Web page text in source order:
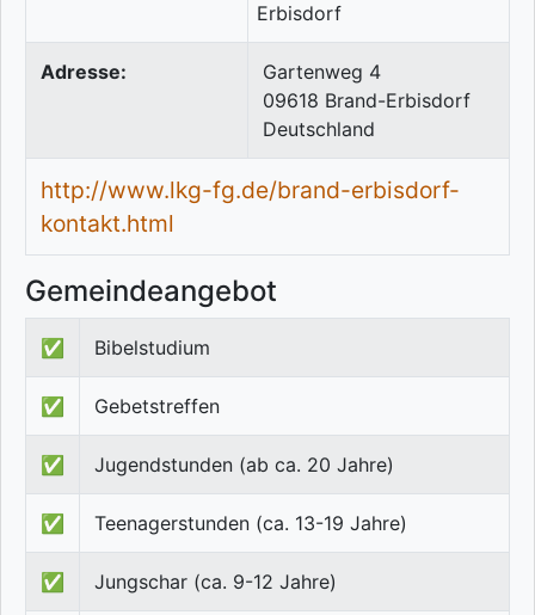
Adresse:
Gartenweg 4
09618 Brand-Erbisdorf
Deutschland
http://www.lkg-fg.de/brand-erbisdorf-
kontakt.html
Gemeindeangebot
✅ Bibelstudium
✅ Gebetstreffen
✅ Jugendstunden (ab ca. 20 Jahre)
✅ Teenagerstunden (ca. 13-19 Jahre)
✅ Jungschar (ca. 9-12 Jahre)